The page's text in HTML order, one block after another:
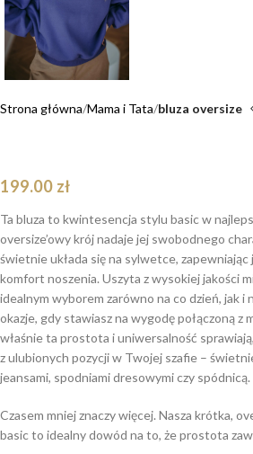
Strona główna Mama i Tata bluza oversize
199.00 zł
Ta bluza to kwintesencja stylu basic w
oversize’owy krój nadaje jej swobodnego
świetnie układa się na sylwetce, zapewniając
komfort noszenia. Uszyta z wysokiej jakości
idealnym wyborem zarówno na co dzień, jak i
okazje, gdy stawiasz na wygodę połączoną z
właśnie ta prostota i uniwersalność
z ulubionych pozycji w Twojej szafie –
jeansami, spodniami dresowymi czy spódnicą.
Czasem mniej znaczy więcej. Nasza krótka,
basic to idealny dowód na to, że prostota